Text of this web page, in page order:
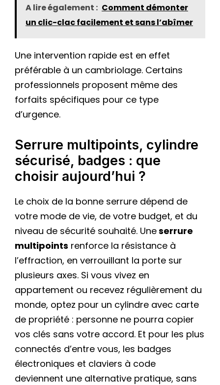
A lire également : Comment démonter
un clic-clac facilement et sans l’abîmer
Une intervention rapide est en effet
préférable à un cambriolage. Certains
professionnels proposent même des
forfaits spécifiques pour ce type
d’urgence.
Serrure multipoints, cylindre
sécurisé, badges : que
choisir aujourd’hui ?
Le choix de la bonne serrure dépend de
votre mode de vie, de votre budget, et du
niveau de sécurité souhaité. Uneserrure
multipoints renforce la résistance à
l’effraction, en verrouillant la porte sur
plusieurs axes. Si vous vivez en
appartement ou recevez régulièrement du
monde, optez pour un cylindre avec carte
de propriété : personne ne pourra copier
vos clés sans votre accord. Et pour les plus
connectés d’entre vous, les badges
électroniques et claviers à code
deviennent une alternative pratique, sans